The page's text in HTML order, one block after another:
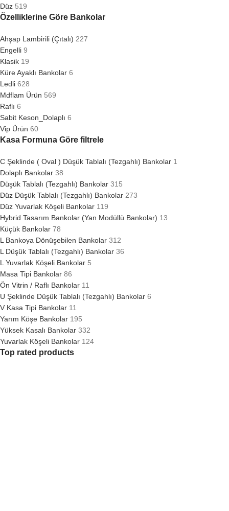
Düz 519
Özelliklerine Göre Bankolar
Ahşap Lambirili (Çıtalı) 227
Engelli 9
Klasik 19
Küre Ayaklı Bankolar 6
Ledli 628
Mdflam Ürün 569
Raflı 6
Sabit Keson_Dolaplı 6
Vip Ürün 60
Kasa Formuna Göre filtrele
C Şeklinde ( Oval ) Düşük Tablalı (Tezgahlı) Bankolar 1
Dolaplı Bankolar 38
Düşük Tablalı (Tezgahlı) Bankolar 315
Düz Düşük Tablalı (Tezgahlı) Bankolar 273
Düz Yuvarlak Köşeli Bankolar 119
Hybrid Tasarım Bankolar (Yan Modüllü Bankolar) 13
Küçük Bankolar 78
L Bankoya Dönüşebilen Bankolar 312
L Düşük Tablalı (Tezgahlı) Bankolar 36
L Yuvarlak Köşeli Bankolar 5
Masa Tipi Bankolar 86
Ön Vitrin / Raflı Bankolar 11
U Şeklinde Düşük Tablalı (Tezgahlı) Bankolar 6
V Kasa Tipi Bankolar 11
Yarım Köşe Bankolar 195
Yüksek Kasalı Bankolar 332
Yuvarlak Köşeli Bankolar 124
Top rated products